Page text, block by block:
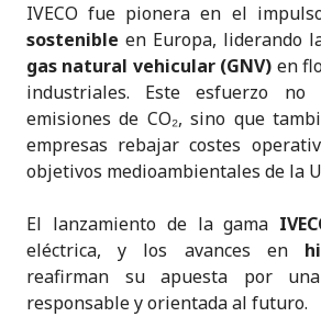
IVECO fue pionera en el
sostenible en Europa, liderando
gas natural vehicular (GNV) en
industriales. Este esfuerzo no
emisiones de CO₂, sino que
empresas rebajar costes
objetivos medioambientales de la
El lanzamiento de la gama
eléctrica, y los avances en
reafirman su apuesta por
responsable y orientada al futuro.